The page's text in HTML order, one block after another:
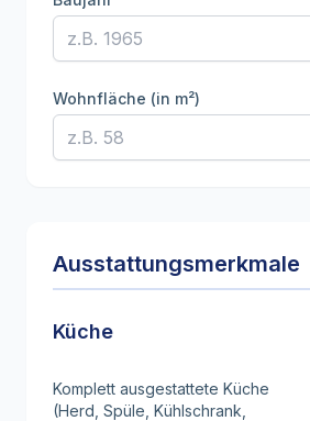
Wohnfläche (in m²)
Ausstattungsmerkmale
Küche
Komplett ausgestattete Küche
(Herd, Spüle, Kühlschrank,